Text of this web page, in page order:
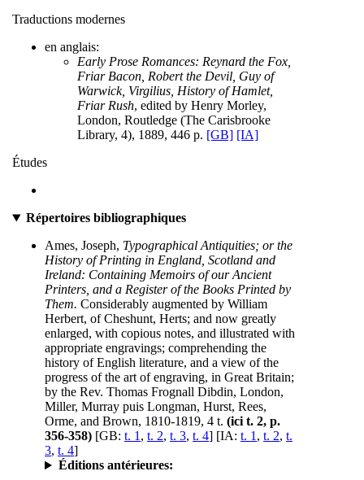
Traductions modernes
en anglais:
Early Prose Romances: Reynard the Fox,
Friar Bacon, Robert the Devil, Guy of
Warwick, Virgilius, History of Hamlet,
Friar Rush, edited by Henry Morley,
London, Routledge (The Carisbrooke
Library, 4), 1889, 446 p. [GB] [IA]
Études
Répertoires bibliographiques
Ames, Joseph, Typographical Antiquities; or the
History of Printing in England, Scotland and
Ireland: Containing Memoirs of our Ancient
Printers, and a Register of the Books Printed by
Them. Considerably augmented by William
Herbert, of Cheshunt, Herts; and now greatly
enlarged, with copious notes, and illustrated with
appropriate engravings; comprehending the
history of English literature, and a view of the
progress of the art of engraving, in Great Britain;
by the Rev. Thomas Frognall Dibdin, London,
Miller, Murray puis Longman, Hurst, Rees,
Orme, and Brown, 1810-1819, 4 t. (ici t. 2, p.
356-358) [GB: t. 1 , t. 2, t. 3, t. 4] [IA: t. 1 , t. 2, t.
3, t. 4]
Éditions antérieures: